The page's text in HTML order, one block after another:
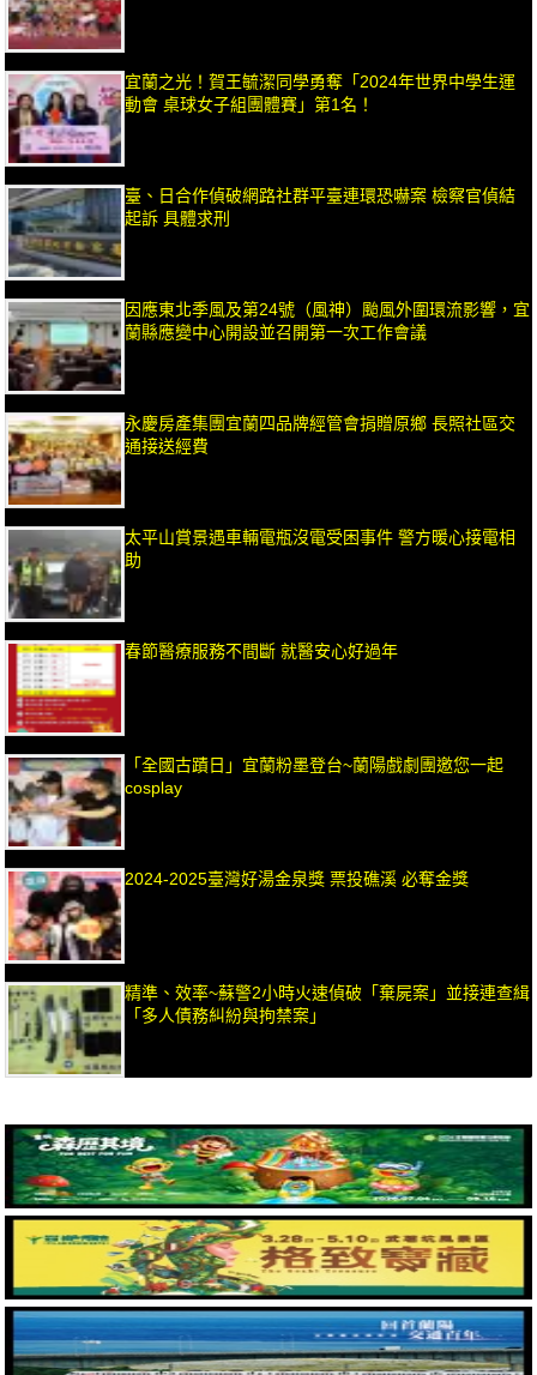
宜蘭之光！賀王毓潔同學勇奪「2024年世界中學生運
動會 桌球女子組團體賽」第1名！
臺、日合作偵破網路社群平臺連環恐嚇案 檢察官偵結
起訴 具體求刑
因應東北季風及第24號（風神）颱風外圍環流影響，宜
蘭縣應變中心開設並召開第一次工作會議
永慶房產集團宜蘭四品牌經管會捐贈原鄉 長照社區交
通接送經費
太平山賞景遇車輛電瓶沒電受困事件 警方暖心接電相
助
春節醫療服務不間斷 就醫安心好過年
「全國古蹟日」宜蘭粉墨登台~蘭陽戲劇團邀您一起
cosplay
2024-2025臺灣好湯金泉獎 票投礁溪 必奪金獎
精準、效率~蘇警2小時火速偵破「棄屍案」並接連查緝
「多人債務糾紛與拘禁案」